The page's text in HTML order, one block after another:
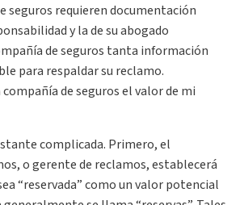
seguros requieren documentación
y la de su abogado
de seguros tanta información
para respaldar su reclamo.
de seguros el valor de mi
complicada. Primero, el
o gerente de reclamos, establecerá
“reservada” como un valor potencial